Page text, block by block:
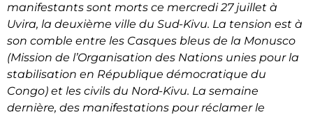
manifestants sont morts ce mercredi 27 juillet à
Uvira, la deuxième ville du Sud-Kivu. La tension est à
son comble entre les Casques bleus de la Monusco
(Mission de l’Organisation des Nations unies pour la
stabilisation en République démocratique du
Congo) et les civils du Nord-Kivu. La semaine
dernière, des manifestations pour réclamer le